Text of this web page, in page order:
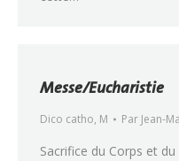
Messe/Eucharistie
Dico catho, M Par Jean-
Sacrifice du Corps et